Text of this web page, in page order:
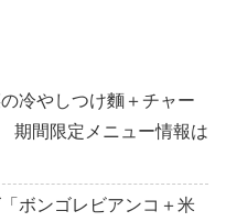
冷やしつけ麵＋チャー
期間限定メニュー情報は
ボンゴレビアンコ＋米